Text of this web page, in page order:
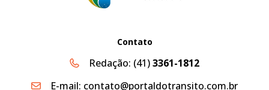
Contato
Redação: (41)3361-1812
E-mail: contato@portaldotransito.com.br